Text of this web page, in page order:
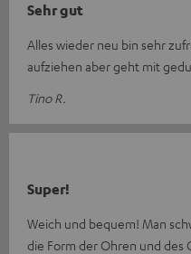
Sehr gut
Alles wieder neu bin sehr
aufziehen aber geht mit
Tino R.
Super!
Weich und bequem! Man
die Form der Ohren und des